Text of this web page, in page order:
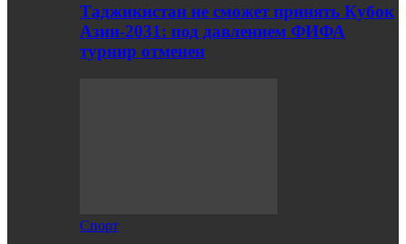
Таджикистан не сможет принять Кубок
Азии-2031: под давлением ФИФА
турнир отменен
Спорт